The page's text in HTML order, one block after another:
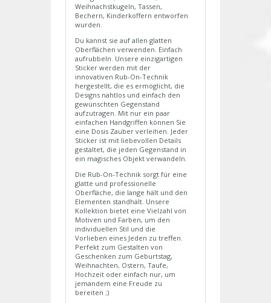
Weihnachstkugeln, Tassen,
Bechern, Kinderkoffern entworfen
wurden.
Du kannst sie auf allen glatten
Oberflächen verwenden. Einfach
aufrubbeln. Unsere einzigartigen
Sticker werden mit der
innovativen Rub-On-Technik
hergestellt, die es ermöglicht, die
Designs nahtlos und einfach den
gewünschten Gegenstand
aufzutragen. Mit nur ein paar
einfachen Handgriffen können Sie
eine Dosis Zauber verleihen. Jeder
Sticker ist mit liebevollen Details
gestaltet, die jeden Gegenstand in
ein magisches Objekt verwandeln.
Die Rub-On-Technik sorgt für eine
glatte und professionelle
Oberfläche, die lange hält und den
Elementen standhält. Unsere
Kollektion bietet eine Vielzahl von
Motiven und Farben, um den
individuellen Stil und die
Vorlieben eines Jeden zu treffen.
Perfekt zum Gestalten von
Geschenken zum Geburtstag,
Weihnachten, Ostern, Taufe,
Hochzeit oder einfach nur, um
jemandem eine Freude zu
bereiten ;)